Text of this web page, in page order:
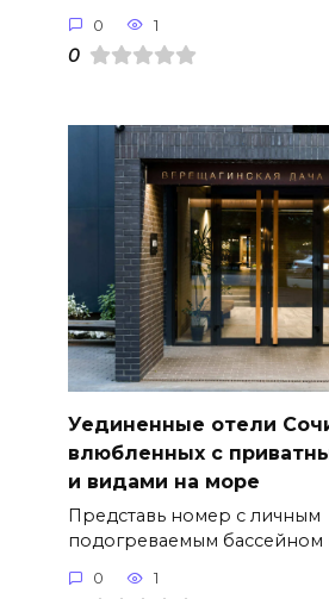
0 1
0
Уединенные отели
влюбленных с
и видами на море
Представь номер с личным
подогреваемым бассейном
0 1